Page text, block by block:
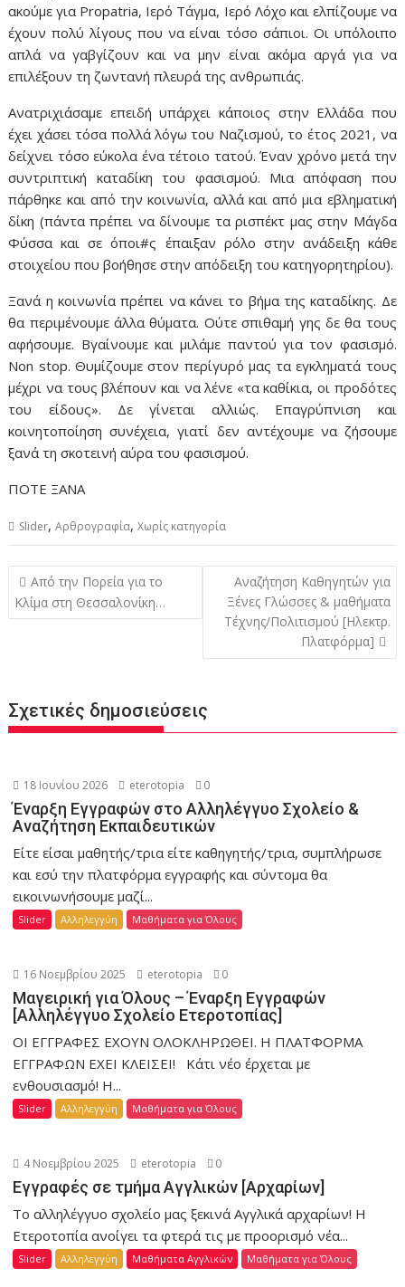
ακούμε για Propatria, Ιερό Τάγμα, Ιερό Λόχο και ελπίζουμε να
έχουν πολύ λίγους που να είναι τόσο σάπιοι. Οι υπόλοιπο
απλά να γαβγίζουν και να μην είναι ακόμα αργά για να
επιλέξουν τη ζωντανή πλευρά της ανθρωπιάς.
Ανατριχιάσαμε επειδή υπάρχει κάποιος στην Ελλάδα που
έχει χάσει τόσα πολλά λόγω του Ναζισμού, το έτος 2021, να
δείχνει τόσο εύκολα ένα τέτοιο τατού. Έναν χρόνο μετά την
συντριπτική καταδίκη του φασισμού. Μια απόφαση που
πάρθηκε και από την κοινωνία, αλλά και από μια εβληματική
δίκη (πάντα πρέπει να δίνουμε τα ρισπέκτ μας στην Μάγδα
Φύσσα και σε όποι#ς έπαιξαν ρόλο στην ανάδειξη κάθε
στοιχείου που βοήθησε στην απόδειξη του κατηγορητηρίου).
Ξανά η κοινωνία πρέπει να κάνει το βήμα της καταδίκης. Δε
θα περιμένουμε άλλα θύματα. Ούτε σπιθαμή γης δε θα τους
αφήσουμε. Βγαίνουμε και μιλάμε παντού για τον φασισμό.
Non stop. Θυμίζουμε στον περίγυρό μας τα εγκληματά τους
μέχρι να τους βλέπουν και να λένε «τα καθίκια, οι προδότες
του είδους». Δε γίνεται αλλιώς. Επαγρύπνιση και
κοινητοποίηση συνέχεια, γιατί δεν αντέχουμε να ζήσουμε
ξανά τη σκοτεινή αύρα του φασισμού.
ΠΟΤΕ ΞΑΝΑ
Slider,Αρθρογραφία,Χωρίς κατηγορία
Πλοήγηση
άρθρων
Από την Πορεία για το
Κλίμα στη Θεσσαλονίκη…
Αναζήτηση Καθηγητών για
Ξένες Γλώσσες & μαθήματα
Τέχνης/Πολιτισμού [Ηλεκτρ.
Πλατφόρμα]
Σχετικές δημοσιεύσεις
18 Ιουνίου 2026 eterotopia 0
Έναρξη Εγγραφών στο Αλληλέγγυο Σχολείο &
Αναζήτηση Εκπαιδευτικών
Είτε είσαι μαθητής/τρια είτε καθηγητής/τρια, συμπλήρωσε
και εσύ την πλατφόρμα εγγραφής και σύντομα θα
εικοινωνήσουμε μαζί...
Slider Αλληλεγγύη Μαθήματα για Όλους
16 Νοεμβρίου 2025 eterotopia 0
Μαγειρική για Όλους – Έναρξη Εγγραφών
[Αλληλέγγυο Σχολείο Ετεροτοπίας]
ΟΙ ΕΓΓΡΑΦΕΣ ΕΧΟΥΝ ΟΛΟΚΛΗΡΩΘΕΙ. Η ΠΛΑΤΦΟΡΜΑ
ΕΓΓΡΑΦΩΝ ΕΧΕΙ ΚΛΕΙΣΕΙ! Κάτι νέο έρχεται με
ενθουσιασμό! Η...
Slider Αλληλεγγύη Μαθήματα για Όλους
4 Νοεμβρίου 2025 eterotopia 0
Εγγραφές σε τμήμα Αγγλικών [Αρχαρίων]
Το αλληλέγγυο σχολείο μας ξεκινά Αγγλικά αρχαρίων! Η
Ετεροτοπία ανοίγει τα φτερά τις με προορισμό νέα...
Slider Αλληλεγγύη Μαθήματα Αγγλικών Μαθήματα για Όλους